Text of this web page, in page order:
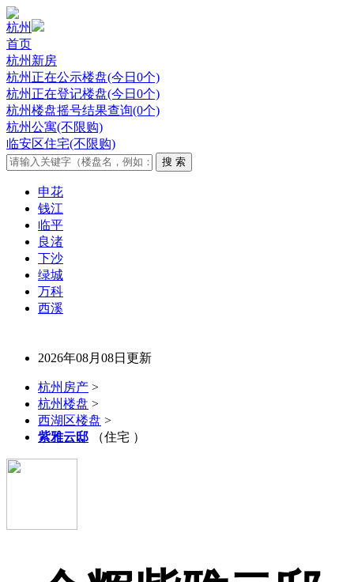
杭州
首页
杭州新房
杭州正在公示楼盘(今日0个)
杭州正在登记楼盘(今日0个)
杭州楼盘摇号结果查询(0个)
杭州公寓(不限购)
临安区住宅(不限购)
申花
钱江
临平
良渚
下沙
绿城
万科
西溪
2026年08月08日更新
杭州房产 >
杭州楼盘 >
西湖区楼盘 >
紫雅云邸 （住宅 ）